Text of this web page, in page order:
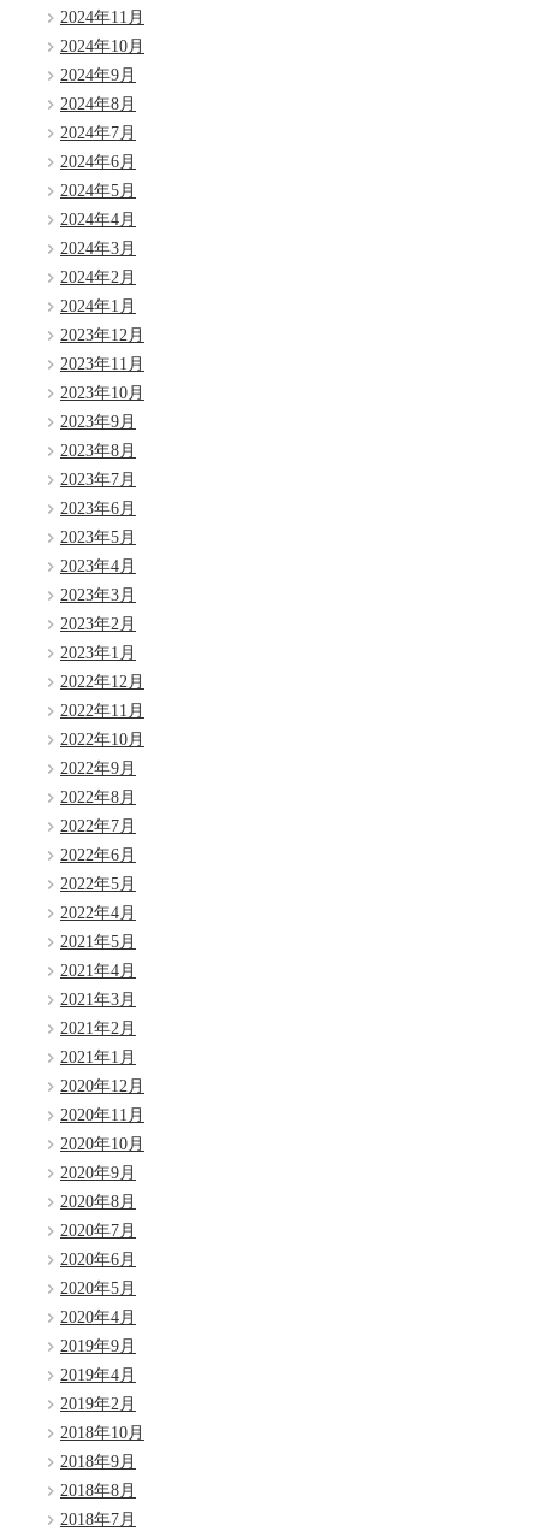
2024年11月
2024年10月
2024年9月
2024年8月
2024年7月
2024年6月
2024年5月
2024年4月
2024年3月
2024年2月
2024年1月
2023年12月
2023年11月
2023年10月
2023年9月
2023年8月
2023年7月
2023年6月
2023年5月
2023年4月
2023年3月
2023年2月
2023年1月
2022年12月
2022年11月
2022年10月
2022年9月
2022年8月
2022年7月
2022年6月
2022年5月
2022年4月
2021年5月
2021年4月
2021年3月
2021年2月
2021年1月
2020年12月
2020年11月
2020年10月
2020年9月
2020年8月
2020年7月
2020年6月
2020年5月
2020年4月
2019年9月
2019年4月
2019年2月
2018年10月
2018年9月
2018年8月
2018年7月